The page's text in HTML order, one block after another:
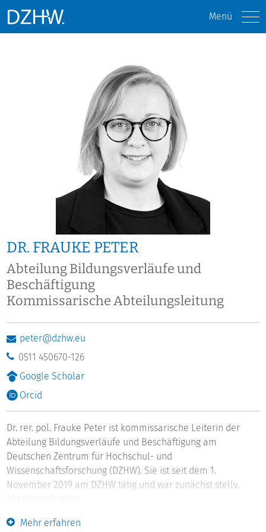
Menü
DR. FRAUKE PETER
Abteilung Bildungsverläufe und
Beschäftigung
Kommissarische Abteilungsleitung
peter@dzhw.eu
0511 450670-126
Google Scholar
Orcid
Dr. rer. pol. Frauke Peter ist kommissarische Leiterin der
Abteilung Bildungsverläufe und Beschäftigung am
Deutschen Zentrum für Hochschul- und
Wissenschaftsforschung (DZHW). Sie ist seit dem 1.
November 2019 am DZHW tätig und war zunächst stellv.
Abteilungsleiterin.
Mitarbeiterin am Deutschen Institut für
Mehr erfahren